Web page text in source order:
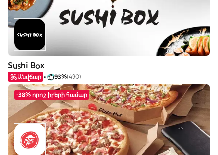
Sushi Box
Անվճար 93%(490)
-38% որոշ իրերի համար